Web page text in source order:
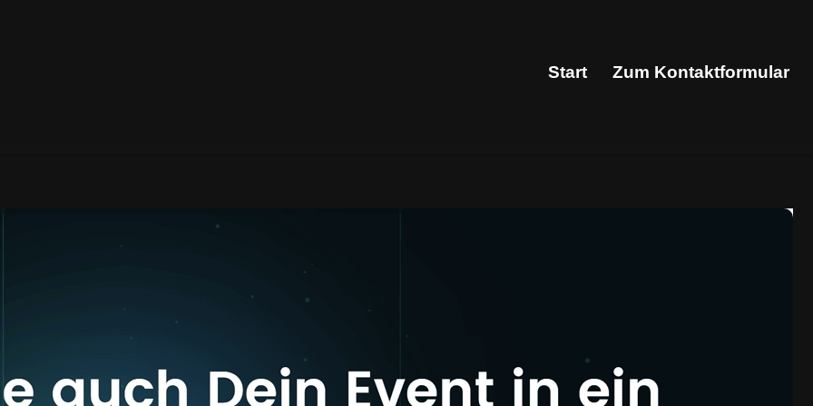
Start Zum Kontaktformular